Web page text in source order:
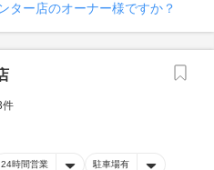
ター店のオーナー様ですか？
件
24時間営業 駐車場有